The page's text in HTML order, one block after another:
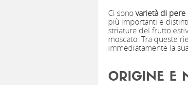
Ci sonovarietà di pere
più importanti e
striature del frutto
moscato. Tra queste
immediatamente la
ORIGINE E